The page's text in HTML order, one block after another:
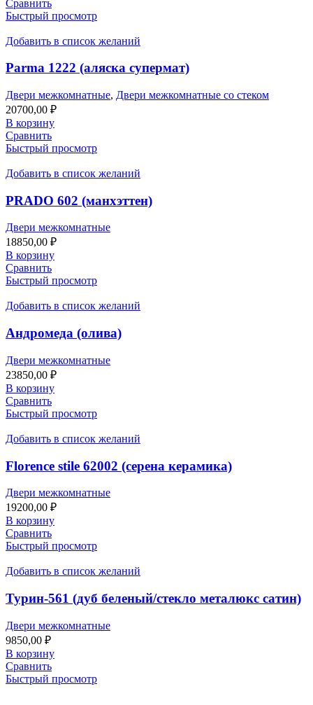
Сравнить
Быстрый просмотр
Добавить в список желаний
Parma 1222 (аляска супермат)
Двери межкомнатные, Двери межкомнатные со стеком
20700,00 ₽
В корзину
Сравнить
Быстрый просмотр
Добавить в список желаний
PRADO 602 (манхэттен)
Двери межкомнатные
18850,00 ₽
В корзину
Сравнить
Быстрый просмотр
Добавить в список желаний
Андромеда (олива)
Двери межкомнатные
23850,00 ₽
В корзину
Сравнить
Быстрый просмотр
Добавить в список желаний
Florence stile 62002 (серена керамика)
Двери межкомнатные
19200,00 ₽
В корзину
Сравнить
Быстрый просмотр
Добавить в список желаний
Турин-561 (дуб беленый/стекло металюкс сатин)
Двери межкомнатные
9850,00 ₽
В корзину
Сравнить
Быстрый просмотр